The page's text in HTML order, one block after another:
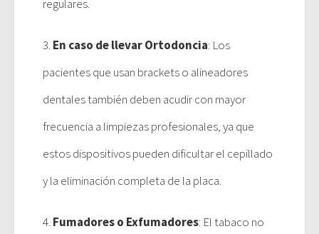
regulares.
3. En caso de llevar Ortodoncia: Los
pacientes que usan brackets o alineadores
dentales también deben acudir con mayor
frecuencia a limpiezas profesionales, ya que
estos dispositivos pueden dificultar el cepillado
y la eliminación completa de la placa.
4. Fumadores o Exfumadores: El tabaco no